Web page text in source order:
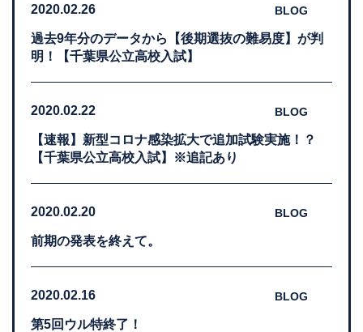
2020.02.26 BLOG
過去9年分のデータから【後期選抜の難易度】が判
明！【千葉県公立高校入試】
2020.02.22 BLOG
【速報】新型コロナ感染拡大で追加試験実施！？
【千葉県公立高校入試】※追記あり
2020.02.20 BLOG
前期の発表を終えて。
2020.02.16 BLOG
第5回ウル特終了！